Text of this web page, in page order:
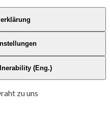
(Eng.)
zu uns